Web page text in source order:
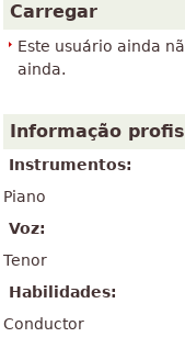
Carregar
Este usuário ainda
ainda.
Informação
Instrumentos:
Piano
Voz:
Tenor
Habilidades:
Conductor